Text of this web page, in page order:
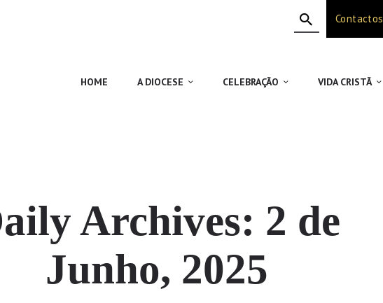
Contactos
HOME A DIOCESE CELEBRAÇÃO VIDA CRISTÃ
Archives: 2 de
Junho, 2025